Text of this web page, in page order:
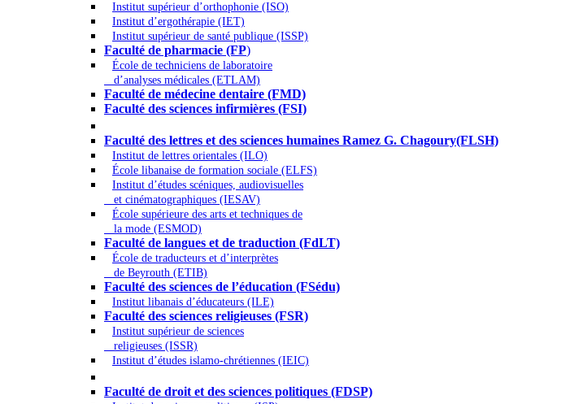
Institut supérieur d’orthophonie (ISO)
Institut d’ergothérapie (IET)
Institut supérieur de santé publique (ISSP)
Faculté de pharmacie (FP)
École de techniciens de laboratoire
d’analyses médicales (ETLAM)
Faculté de médecine dentaire (FMD)
Faculté des sciences infirmières (FSI)
Faculté des lettres et des sciences humaines Ramez G. Chagoury(FLSH)
Institut de lettres orientales (ILO)
École libanaise de formation sociale (ELFS)
Institut d’études scéniques, audiovisuelles
et cinématographiques (IESAV)
École supérieure des arts et techniques de
la mode (ESMOD)
Faculté de langues et de traduction (FdLT)
École de traducteurs et d’interprètes
de Beyrouth (ETIB)
Faculté des sciences de l’éducation (FSédu)
Institut libanais d’éducateurs (ILE)
Faculté des sciences religieuses (FSR)
Institut supérieur de sciences
religieuses (ISSR)
Institut d’études islamo-chrétiennes (IEIC)
Faculté de droit et des sciences politiques (FDSP)